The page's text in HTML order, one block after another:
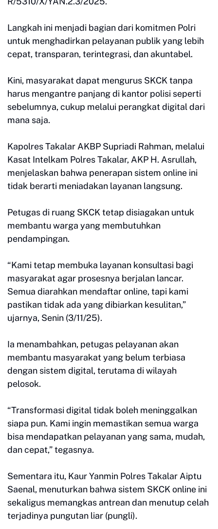
Langkah ini menjadi bagian dari komitmen Polri
untuk menghadirkan pelayanan publik yang lebih
cepat, transparan, terintegrasi, dan akuntabel.
Kini, masyarakat dapat mengurus SKCK tanpa
harus mengantre panjang di kantor polisi seperti
sebelumnya, cukup melalui perangkat digital dari
mana saja.
Kapolres Takalar AKBP Supriadi Rahman, melalui
Kasat Intelkam Polres Takalar, AKP H. Asrullah,
menjelaskan bahwa penerapan sistem online ini
tidak berarti meniadakan layanan langsung.
Petugas di ruang SKCK tetap disiagakan untuk
membantu warga yang membutuhkan
pendampingan.
“Kami tetap membuka layanan konsultasi bagi
masyarakat agar prosesnya berjalan lancar.
Semua diarahkan mendaftar online, tapi kami
pastikan tidak ada yang dibiarkan kesulitan,”
ujarnya, Senin (3/11/25).
Ia menambahkan, petugas pelayanan akan
membantu masyarakat yang belum terbiasa
dengan sistem digital, terutama di wilayah
pelosok.
“Transformasi digital tidak boleh meninggalkan
siapa pun. Kami ingin memastikan semua warga
bisa mendapatkan pelayanan yang sama, mudah,
dan cepat,” tegasnya.
Sementara itu, Kaur Yanmin Polres Takalar Aiptu
Saenal, menuturkan bahwa sistem SKCK online ini
sekaligus memangkas antrean dan menutup celah
terjadinya pungutan liar (pungli).